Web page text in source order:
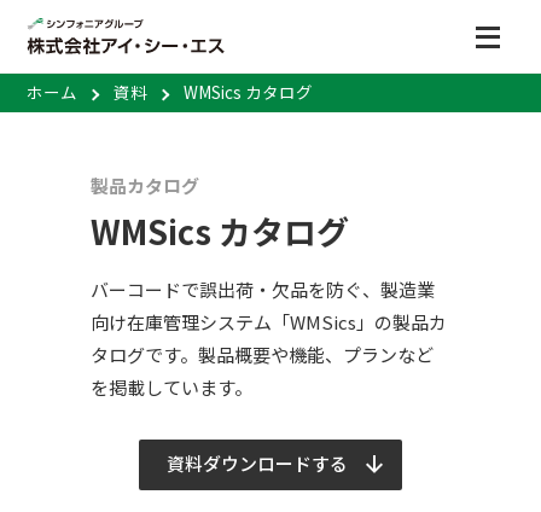
ホーム 資料 WMSics カタログ
製品カタログ
WMSics カタログ
バーコードで誤出荷・欠品を防ぐ、製造業
向け在庫管理システム「WMSics」の製品カ
タログです。製品概要や機能、プランなど
を掲載しています。
資料ダウンロードする